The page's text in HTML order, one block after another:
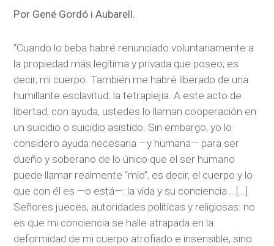
Por Gené Gordó i Aubarell.
“Cuando lo beba habré renunciado voluntariamente a
la propiedad más legítima y privada que poseo; es
decir, mi cuerpo. También me habré liberado de una
humillante esclavitud: la tetraplejia. A este acto de
libertad, con ayuda, ustedes lo llaman cooperación en
un suicidio o suicidio asistido. Sin embargo, yo lo
considero ayuda necesaria —y humana— para ser
dueño y soberano de lo único que el ser humano
puede llamar realmente “mío”, es decir, el cuerpo y lo
que con él es —o está—: la vida y su conciencia… […]
Señores jueces, autoridades políticas y religiosas: no
es que mi conciencia se halle atrapada en la
deformidad de mi cuerpo atrofiado e insensible, sino